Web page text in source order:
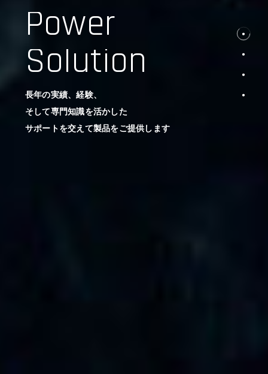
Power
Solution
長年の実績、経験、
そして専門知識を活かした
サポートを交えて製品をご提供します